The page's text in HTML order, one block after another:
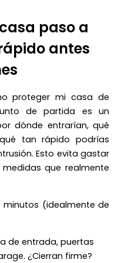
paso a
antes
proteger mi casa de
de partida es un
dónde entrarían, qué
tan rápido podrías
Esto evita gastar
que realmente
minutos (idealmente de
de entrada, puertas
¿Cierran firme?